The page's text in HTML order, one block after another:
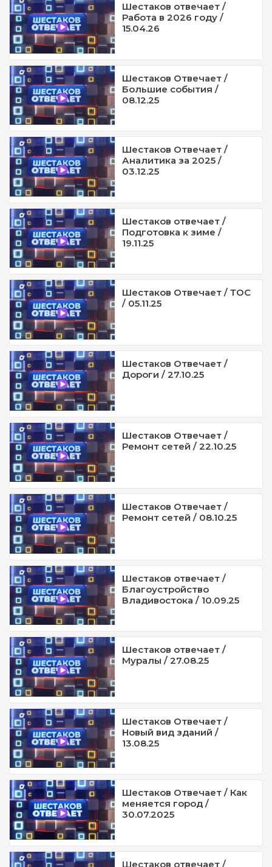
Шестаков отвечает /
Работа в 2026 году /
15.04.26
Шестаков Отвечает /
Большие события /
08.12.25
Шестаков Отвечает /
Аналитика за 2025 /
03.12.25
Шестаков отвечает /
Подготовка к зиме /
19.11.25
Шестаков Отвечает / ТОС
/ 05.11.25
Шестаков Отвечает /
Дороги / 27.10.25
Шестаков Отвечает /
Ремонт сетей / 22.10.25
Шестаков Отвечает /
Ремонт сетей / 08.10.25
Шестаков отвечает /
Благоустройство
Владивостока / 10.09.25
Шестаков отвечает /
Муралы / 27.08.25
Шестаков Отвечает /
Новый вид зданий /
13.08.25
Шестаков Отвечает / Как
меняется город /
30.07.2025
Шестаков отвечает /